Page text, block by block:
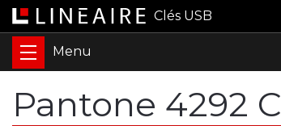
Clés USB
Pantone 4292 C